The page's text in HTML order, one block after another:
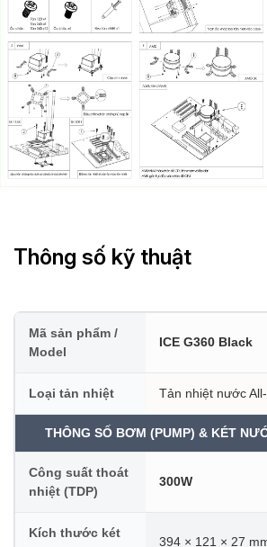
Thông số kỹ thuật
Mã sản phẩm /
Model
ICE G360 Black
Loại tản nhiệt Tản nhiệt nước
THÔNG SỐ BƠM (PUMP) & KÉT
Công suất thoát
nhiệt (TDP)
300W
Kích thước két
394 × 121 × 27